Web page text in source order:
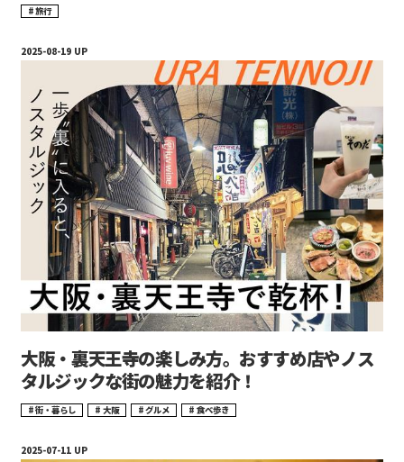
旅行
大阪・裏天王寺の楽しみ方。おすすめ店やノス
タルジックな街の魅力を紹介！
街・暮らし 大阪 グルメ 食べ歩き